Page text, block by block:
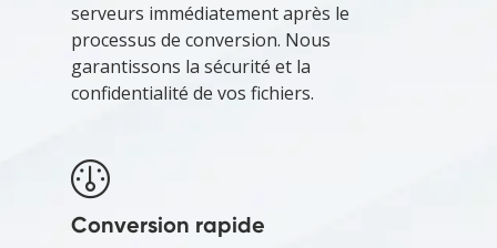
serveurs immédiatement après le
processus de conversion. Nous
garantissons la sécurité et la
confidentialité de vos fichiers.
Conversion rapide